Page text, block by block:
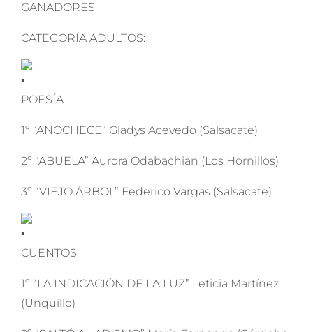
GANADORES
CATEGORÍA ADULTOS:
POESÍA
1º “ANOCHECE” Gladys Acevedo (Salsacate)
2º “ABUELA” Aurora Odabachian (Los Hornillos)
3º “VIEJO ÁRBOL” Federico Vargas (Salsacate)
CUENTOS
1º “LA INDICACIÓN DE LA LUZ” Leticia Martínez
(Unquillo)